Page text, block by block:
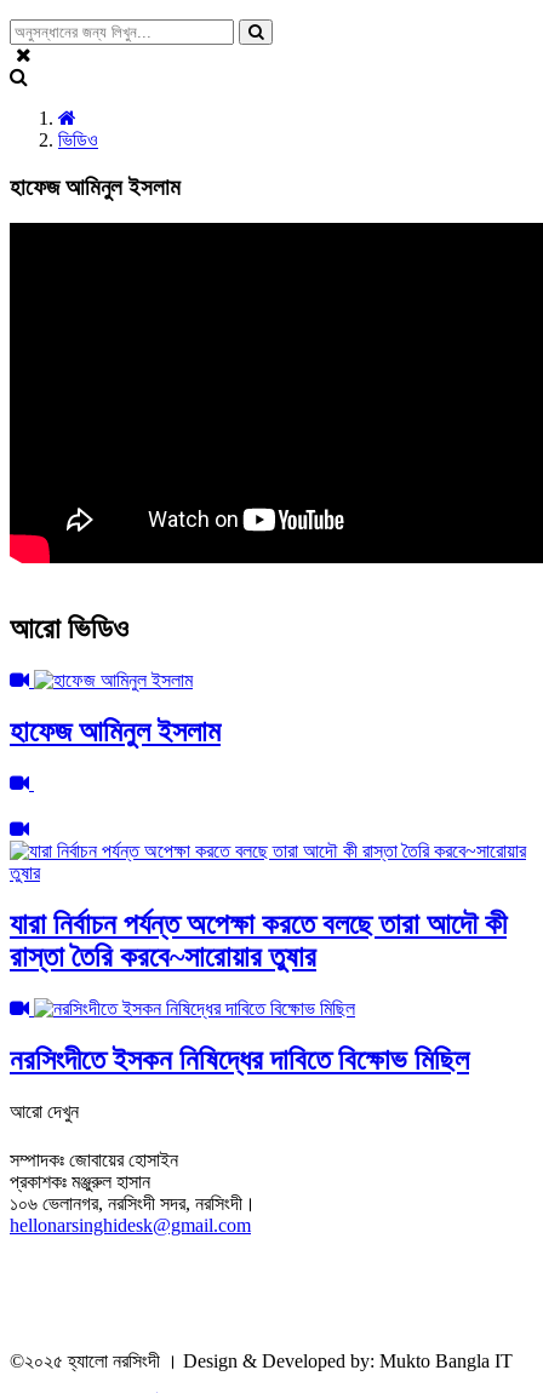
ভিডিও
হাফেজ আমিনুল ইসলাম
আরো ভিডিও
হাফেজ আমিনুল ইসলাম
যারা নির্বাচন পর্যন্ত অপেক্ষা করতে বলছে তারা আদৌ কী
রাস্তা তৈরি করবে~সারোয়ার তুষার
নরসিংদীতে ইসকন নিষিদ্ধের দাবিতে বিক্ষোভ মিছিল
আরো দেখুন
সম্পাদকঃ জোবায়ের হোসাইন
প্রকাশকঃ মঞ্জুরুল হাসান
১০৬ ভেলানগর, নরসিংদী সদর, নরসিংদী।
hellonarsinghidesk@gmail.com
©২০২৫ হ্যালো নরসিংদী । Design & Developed by: Mukto Bangla IT